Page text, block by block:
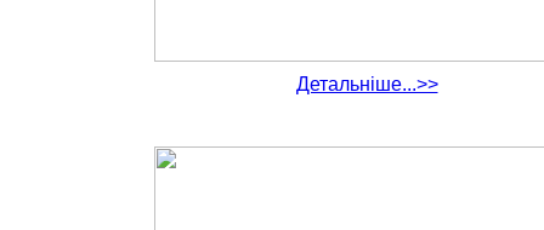
Детальніше...>>